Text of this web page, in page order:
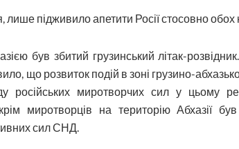
лише підживило апетити Росії стосовно обох
був збитий грузинський літак-
що розвиток подій в зоні грузино-
російських миротворчих сил у цьому
миротворців на територію Абхазії
сил СНД.